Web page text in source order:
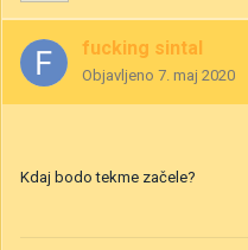
fucking sintal
Objavljeno 7. maj 2020
Kdaj bodo tekme začele?